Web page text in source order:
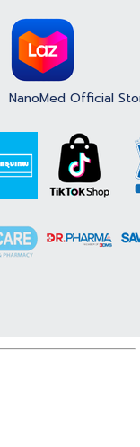
NanoMed Official